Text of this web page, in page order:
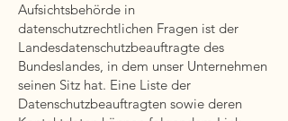
Aufsichtsbehörde in
datenschutzrechtlichen Fragen ist der
Landesdatenschutzbeauftragte des
Bundeslandes, in dem unser Unternehmen
seinen Sitz hat. Eine Liste der
Datenschutzbeauftragten sowie deren